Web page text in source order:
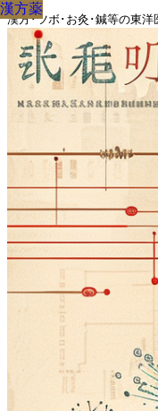
漢方･ツボ･お灸･鍼等の東
漢方薬
漢方薬
漢方薬
漢方薬
漢方薬
漢方薬
漢方薬
漢方薬
漢方薬